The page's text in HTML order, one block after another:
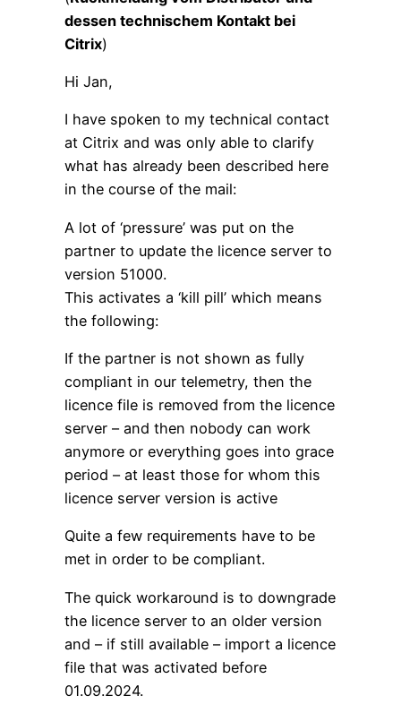
dessen technischem Kontakt bei
Citrix)
Hi Jan,
I have spoken to my technical contact
at Citrix and was only able to clarify
what has already been described here
in the course of the mail:
A lot of ‘pressure’ was put on the
partner to update the licence server to
version 51000.
This activates a ‘kill pill’ which means
the following:
If the partner is not shown as fully
compliant in our telemetry, then the
licence file is removed from the licence
server – and then nobody can work
anymore or everything goes into grace
period – at least those for whom this
licence server version is active
Quite a few requirements have to be
met in order to be compliant.
The quick workaround is to downgrade
the licence server to an older version
and – if still available – import a licence
file that was activated before
01.09.2024.